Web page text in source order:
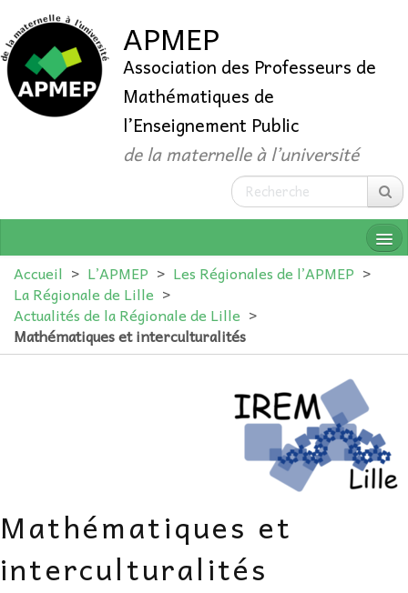
APMEP
Association des Professeurs de
Mathématiques de
l’Enseignement Public
de la maternelle à l’université
QUI SOMMES-NOUS ?
Accueil > L’APMEP > Les Régionales de l’APMEP >
La Régionale de Lille >
Actualités de la Régionale de Lille >
Mathématiques et interculturalités
Mathématiques et
interculturalités